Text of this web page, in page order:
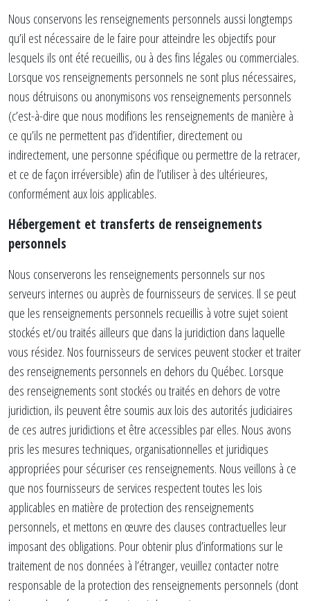
Nous conservons les renseignements personnels aussi longtemps
qu’il est nécessaire de le faire pour atteindre les objectifs pour
lesquels ils ont été recueillis, ou à des fins légales ou commerciales.
Lorsque vos renseignements personnels ne sont plus nécessaires,
nous détruisons ou anonymisons vos renseignements personnels
(c’est-à-dire que nous modifions les renseignements de manière à
ce qu’ils ne permettent pas d’identifier, directement ou
indirectement, une personne spécifique ou permettre de la retracer,
et ce de façon irréversible) afin de l’utiliser à des ultérieures,
conformément aux lois applicables.
Hébergement et transferts de renseignements
personnels
Nous conserverons les renseignements personnels sur nos
serveurs internes ou auprès de fournisseurs de services. Il se peut
que les renseignements personnels recueillis à votre sujet soient
stockés et/ou traités ailleurs que dans la juridiction dans laquelle
vous résidez. Nos fournisseurs de services peuvent stocker et traiter
des renseignements personnels en dehors du Québec. Lorsque
des renseignements sont stockés ou traités en dehors de votre
juridiction, ils peuvent être soumis aux lois des autorités judiciaires
de ces autres juridictions et être accessibles par elles. Nous avons
pris les mesures techniques, organisationnelles et juridiques
appropriées pour sécuriser ces renseignements. Nous veillons à ce
que nos fournisseurs de services respectent toutes les lois
applicables en matière de protection des renseignements
personnels, et mettons en œuvre des clauses contractuelles leur
imposant des obligations. Pour obtenir plus d’informations sur le
traitement de nos données à l’étranger, veuillez contacter notre
responsable de la protection des renseignements personnels (dont